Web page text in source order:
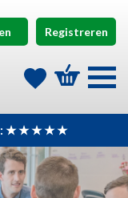
Registreren
★ ★ ★ ★ ★